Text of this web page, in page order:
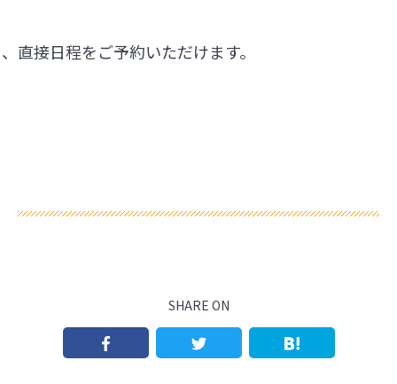
直接日程をご予約いただけます。
SHARE ON